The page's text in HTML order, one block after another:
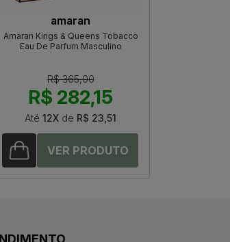
amaran
Amaran Kings & Queens Tobacco
Eau De Parfum Masculino
R$ 365,00
R$ 282,15
Até 12X de R$ 23,51